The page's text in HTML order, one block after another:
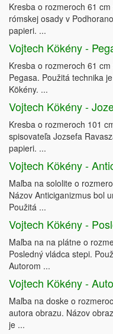
Kresba o rozmeroch 61
rómskej osady v
papieri. ...
Vojtech Kӧkény -
Kresba o rozmeroch 61
Pegasa. Použitá technika
Kökény. ...
Vojtech Kӧkény -
Kresba o rozmeroch 101
spisovateľa Jozsefa
papieri. ...
Vojtech Kӧkény -
Maľba na sololite o
Názov Anticiganizmus bol
Použitá ...
Vojtech Kӧkény -
Maľba na na plátne o
Posledný vládca stepi.
Autorom ...
Vojtech Kӧkény -
Maľba na doske o
autora obrazu. Názov
je ...